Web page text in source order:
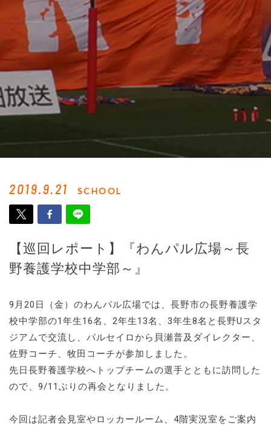
2019.9.21 SCHOOL
【巡回レポート】『わんパル広場～長
野養護学校中学部～』
9月20日（金）のわんパル広場では、長野市の長野養護学
校中学部の1年生16名、2年生13名、3年生8名と長野Uスタ
ジアムで交流し、パルセイロから貝瀬普及ダイレクター、
佐野コーチ、牧田コーチが参加しました。
先日長野養護学校へトップチームの選手とともに訪問した
ので、9/11ぶりの再会となりました。
今回は記者会見室やロッカールーム、4階実況室をご案内